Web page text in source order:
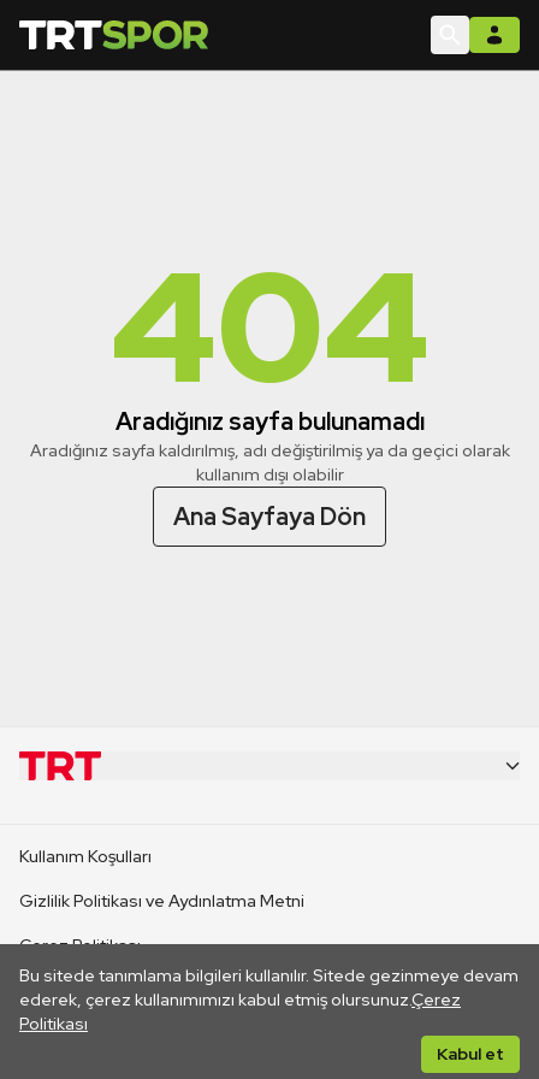
404
Aradığınız sayfa bulunamadı
Aradığınız sayfa kaldırılmış, adı değiştirilmiş ya da geçici olarak
kullanım dışı olabilir
Ana Sayfaya Dön
Bu sitede tanımlama bilgileri kullanılır. Sitede gezinmeye devam
ederek, çerez kullanımımızı kabul etmiş olursunuz.Çerez
Politikası
Kabul et
CANLI YAYINLAR
Kullanım Koşulları
Gizlilik Politikası ve Aydınlatma Metni
Çerez Politikası
İletişim
Her hakkı saklıdır. ©2026 TRT. Bağlantı yoluyla gidilen dış